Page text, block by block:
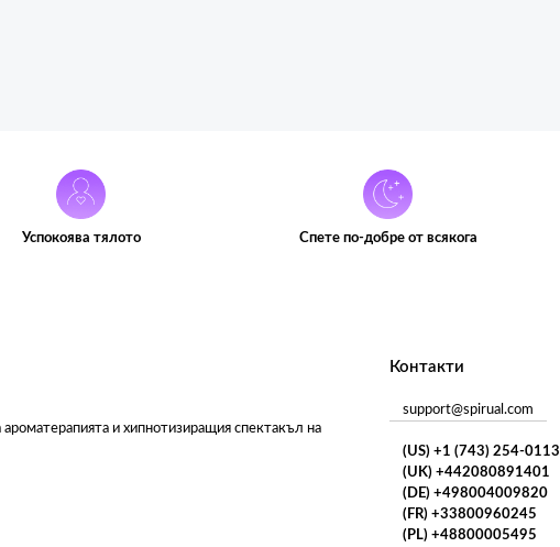
Успокоява тялото Спете по-добре от всякога
и хипнотизиращия спектакъл на
Контакти
support@spirual.com
(US) +1 (743) 254-0113
(UK) +442080891401
(DE) +498004009820
(FR) +33800960245
(PL) +48800005495